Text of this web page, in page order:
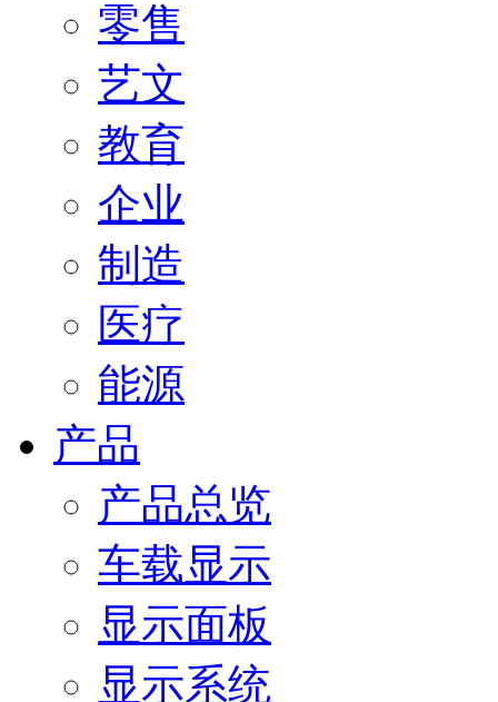
零售
艺文
教育
企业
制造
医疗
能源
产品
产品总览
车载显示
显示面板
显示系统